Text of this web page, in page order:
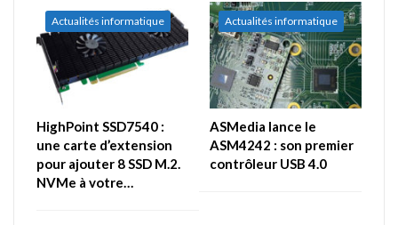
Actualités informatique
HighPoint SSD7540 :
une carte d’extension
pour ajouter 8 SSD M.2.
NVMe à votre…
Actualités informatique
ASMedia lance le
ASM4242 : son premier
contrôleur USB 4.0